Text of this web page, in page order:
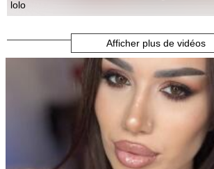
lolo
Afficher plus de vidéos